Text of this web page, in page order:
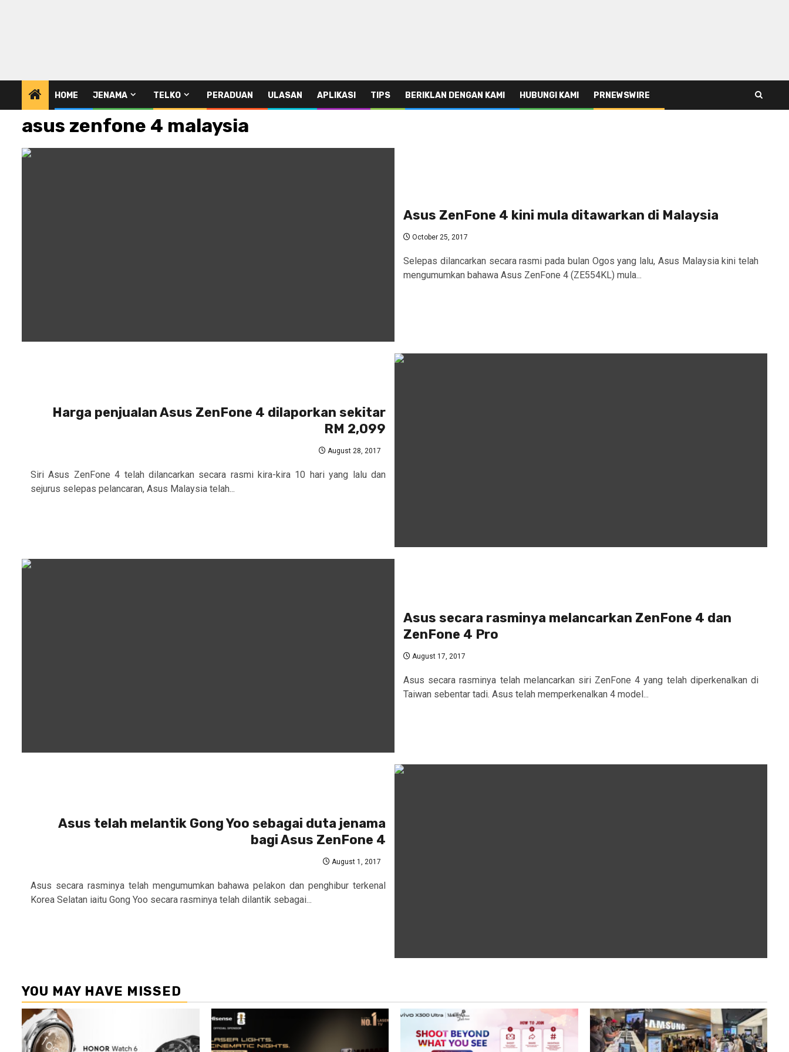
HOME JENAMA TELKO PERADUAN ULASAN APLIKASI TIPS BERIKLAN DENGAN KAMI HUBUNGI KAMI PRNEWSWIRE
asus zenfone 4 malaysia
Asus ZenFone 4 kini mula ditawarkan di Malaysia
October 25, 2017
Selepas dilancarkan secara rasmi pada bulan Ogos yang lalu, Asus Malaysia kini telah
mengumumkan bahawa Asus ZenFone 4 (ZE554KL) mula...
Harga penjualan Asus ZenFone 4 dilaporkan sekitar
RM 2,099
August 28, 2017
Siri Asus ZenFone 4 telah dilancarkan secara rasmi kira-kira 10 hari yang lalu dan
sejurus selepas pelancaran, Asus Malaysia telah...
Asus secara rasminya melancarkan ZenFone 4 dan
ZenFone 4 Pro
August 17, 2017
Asus secara rasminya telah melancarkan siri ZenFone 4 yang telah diperkenalkan di
Taiwan sebentar tadi. Asus telah memperkenalkan 4 model...
Asus telah melantik Gong Yoo sebagai duta jenama
bagi Asus ZenFone 4
August 1, 2017
Asus secara rasminya telah mengumumkan bahawa pelakon dan penghibur terkenal
Korea Selatan iaitu Gong Yoo secara rasminya telah dilantik sebagai...
YOU MAY HAVE MISSED